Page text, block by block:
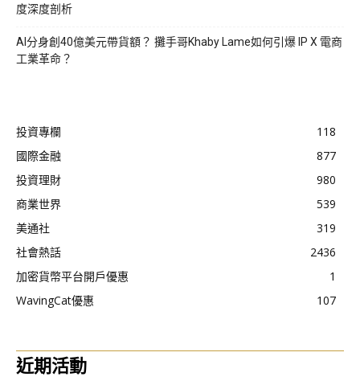
度深度剖析
AI分身創40億美元帶貨額？ 攤手哥Khaby Lame如何引爆 IP X 電商
工業革命？
投資專欄
118
國際金融
877
投資理財
980
商業世界
539
美通社
319
社會熱話
2436
加密貨幣平台開戶優惠
1
WavingCat優惠
107
近期活動